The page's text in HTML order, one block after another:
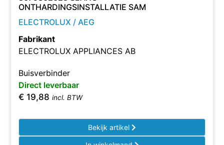
ONTHARDINGSINSTALLATIE SAM
ELECTROLUX / AEG
Fabrikant
ELECTROLUX APPLIANCES AB
Buisverbinder
Direct leverbaar
€ 19,88 incl. BTW
Bekijk artikel